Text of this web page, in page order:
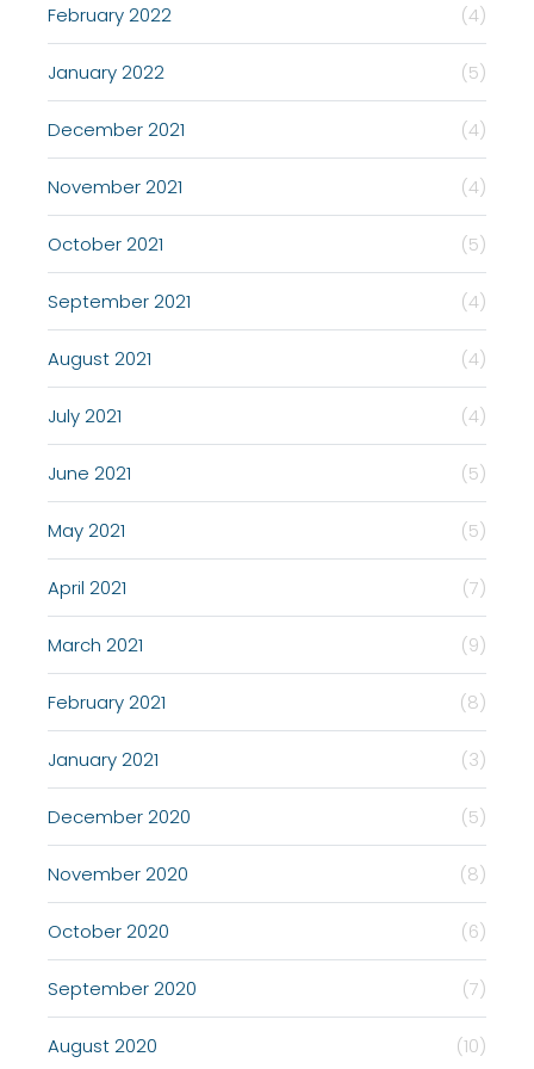
February 2022 (4)
January 2022 (5)
December 2021 (4)
November 2021 (4)
October 2021 (5)
September 2021 (4)
August 2021 (4)
July 2021 (4)
June 2021 (5)
May 2021 (5)
April 2021 (7)
March 2021 (9)
February 2021 (8)
January 2021 (3)
December 2020 (5)
November 2020 (8)
October 2020 (6)
September 2020 (7)
August 2020 (10)